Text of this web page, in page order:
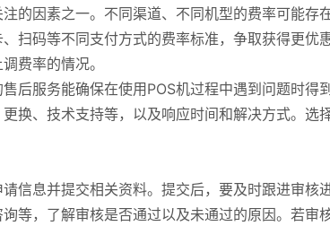
的因素之一。不同渠道、不同机型的费率可能存
扫码等不同支付方式的费率标准，争取获得更优
费率的情况。
后服务能确保在使用POS机过程中遇到问题时得
换、技术支持等，以及响应时间和解决方式。选
信息并提交相关资料。提交后，要及时跟进审核
等，了解审核是否通过以及未通过的原因。若审